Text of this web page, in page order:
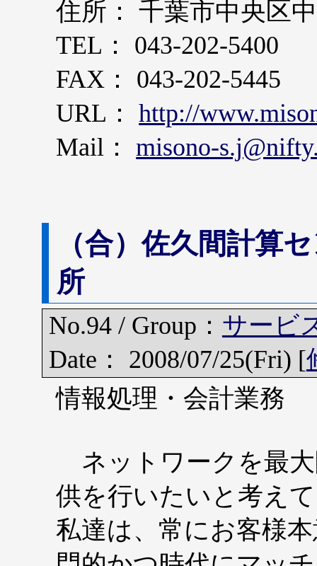
住所： 千葉市中央区
TEL： 043-202-5400
FAX： 043-202-5445
URL：http://
Mail：misono-
（合）佐久間計算
所
No.94 / Group： サービ
Date： 2008/07/25(Fri) [
情報処理・会計業務
ネットワークを最
供を行いたいと考え
私達は、常にお客様